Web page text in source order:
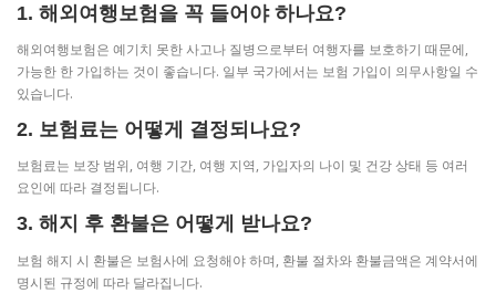
1. 해외여행보험을 꼭 들어야 하나요?
해외여행보험은 예기치 못한 사고나 질병으로부터 여행자를 보호하기 때문에,
가능한 한 가입하는 것이 좋습니다. 일부 국가에서는 보험 가입이 의무사항일 수
있습니다.
2. 보험료는 어떻게 결정되나요?
보험료는 보장 범위, 여행 기간, 여행 지역, 가입자의 나이 및 건강 상태 등 여러
요인에 따라 결정됩니다.
3. 해지 후 환불은 어떻게 받나요?
보험 해지 시 환불은 보험사에 요청해야 하며, 환불 절차와 환불금액은 계약서에
명시된 규정에 따라 달라집니다.